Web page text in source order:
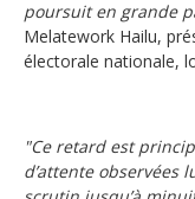
poursuit en grande
Melatework Hailu,
électorale nationale,
"Ce retard est
d’attente observées